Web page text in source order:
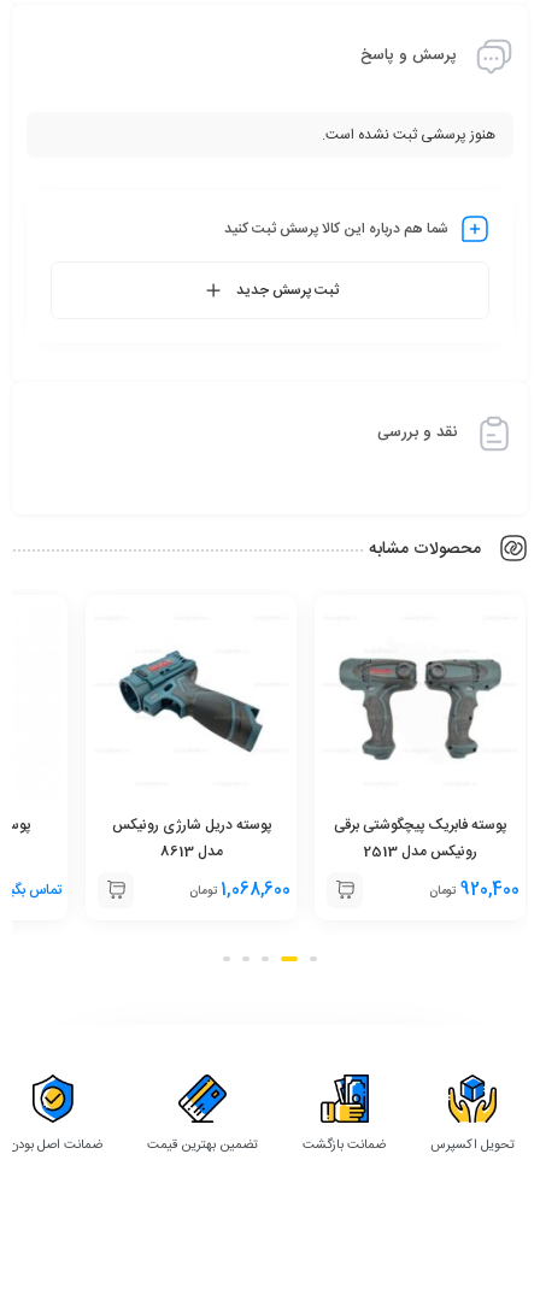
پرسش و پاسخ
هنوز پرسشی ثبت نشده است.
شما هم درباره این کالا پرسش ثبت کنید
ثبت پرسش جدید
نقد و بررسی
محصولات مشابه
پوسته فابریک پیچگوشتی برقی
رونیکس مدل 2513
920,400 تومان
پوسته دریل شارژی رونیکس
مدل 8613
1,068,600 تومان تماس
تحویل اکسپرس ضمانت بازگشت تضمین بهترین قیمت ضمانت اصل بودن